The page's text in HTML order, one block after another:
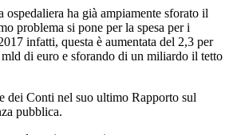
ospedaliera ha già ampiamente sforato il
problema si pone per la spesa per i
infatti, questa è aumentata del 2,3 per
mld di euro e sforando di un miliardo il tetto
dei Conti nel suo ultimo Rapporto sul
pubblica.